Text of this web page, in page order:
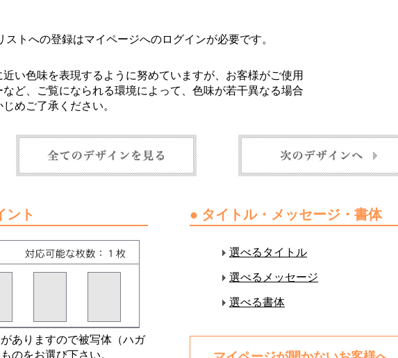
ストへの登録はマイページへのログインが必要です。
い色味を表現するように努めていますが、お客様がご使用
ど、ご覧になられる環境によって、色味が若干異なる場合
めご了承ください。
ント
ありますので被写体（ハガ
のをお選び下さい。
● タイトル・メッセージ・書体
選べるタイトル
選べるメッセージ
選べる書体